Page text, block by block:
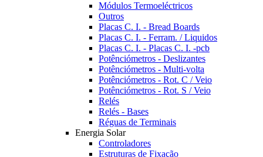
Módulos Termoeléctricos
Outros
Placas C. I. - Bread Boards
Placas C. I. - Ferram. / Liquidos
Placas C. I. - Placas C. I. -pcb
Potênciómetros - Deslizantes
Potênciómetros - Multi-volta
Potênciómetros - Rot. C / Veio
Potênciómetros - Rot. S / Veio
Relés
Relés - Bases
Réguas de Terminais
Energia Solar
Controladores
Estruturas de Fixação